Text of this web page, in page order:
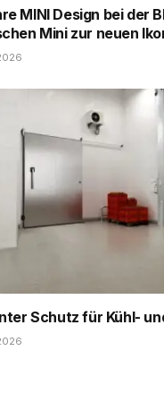
MINI Design bei der
Mini zur neuen
Schutz für Kühl-